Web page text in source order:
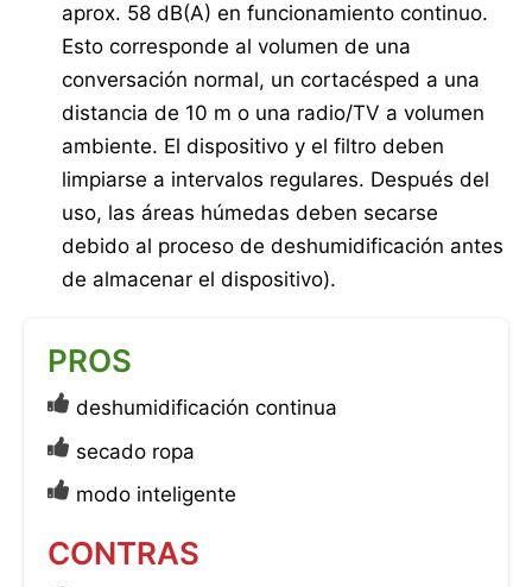
aprox. 58 dB(A) en funcionamiento continuo.
Esto corresponde al volumen de una
conversación normal, un cortacésped a una
distancia de 10 m o una radio/TV a volumen
ambiente. El dispositivo y el filtro deben
limpiarse a intervalos regulares. Después del
uso, las áreas húmedas deben secarse
debido al proceso de deshumidificación antes
de almacenar el dispositivo).
PROS
deshumidificación continua
secado ropa
modo inteligente
CONTRAS